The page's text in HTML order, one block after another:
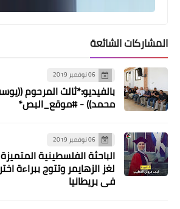
المشاركات الشائعة
06 نوفمبر 2019
بالفيديو:*ثالث المرحوم
محمد)) - #موقع_البص*
06 نوفمبر 2019
الباحثة الفلسطينية
في بريطانيا